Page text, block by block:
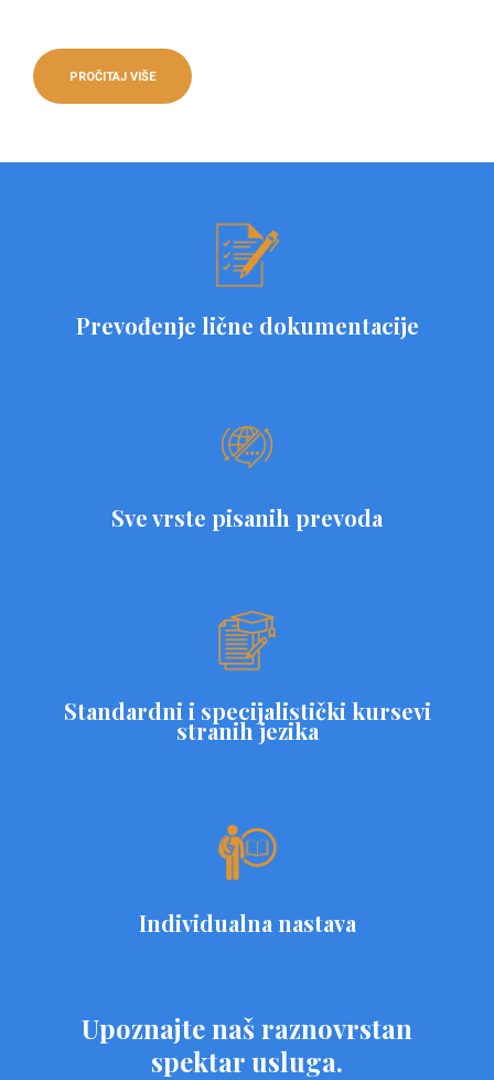
PROČITAJ VIŠE
Prevođenje lične dokumentacije
Sve vrste pisanih prevoda
Standardni i specijalistički kursevi
stranih jezika
Individualna nastava
Upoznajte naš raznovrstan
spektar usluga.